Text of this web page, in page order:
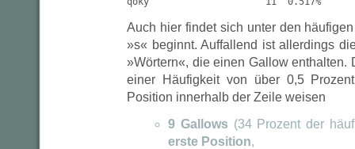
Auch hier findet sich unter den
»s« beginnt. Auffallend ist allerdings
»Wörtern«, die einen Gallow enthalten.
einer Häufigkeit von über 0,5
Position innerhalb der Zeile weisen
9 Gallows (34 Prozent der
erste Position,